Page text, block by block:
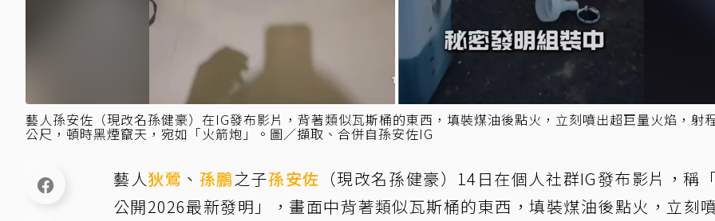
藝人孫安佐（現改名孫健豪）在IG發布影片，背著類似瓦斯桶的東西，填裝煤油後點火，立刻噴出超巨量火焰，射
公尺，頓時黑煙竄天，宛如「火箭炮」。圖／擷取、合併自孫安佐IG
藝人狄鶯 、 孫鵬之子孫安佐 （現改名孫健豪）14日在個人社群IG發布影片，稱
公開2026最新發明」，畫面中背著類似瓦斯桶的東西，填裝煤油後點火，立刻